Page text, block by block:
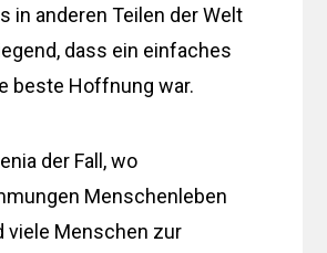
in anderen Teilen der Welt
dass ein einfaches
beste Hoffnung war.
der Fall, wo
Menschenleben
viele Menschen zur